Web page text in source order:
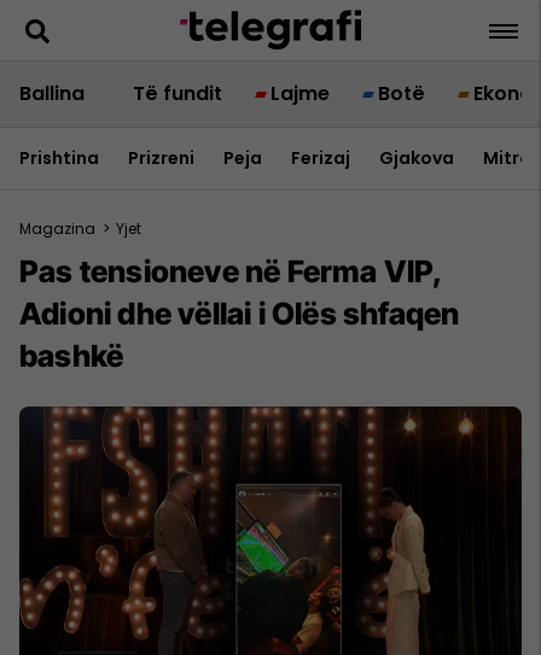
Ballina Të fundit Lajme Botë
Prishtina Prizreni Peja Ferizaj Gjakova
Magazina > Yjet
Pas tensioneve në Ferma VIP,
Adioni dhe vëllai i Olës shfaqen
bashkë